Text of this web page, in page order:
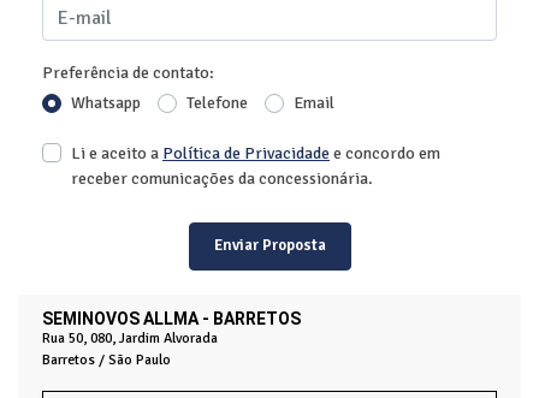
SEMINOVOS ALLMA - BARRETOS
Rua 50, 080, Jardim Alvorada
Barretos / São Paulo
Preferência de contato:
Whatsapp
Telefone Email
Li e aceito a Política de Privacidadee concordo em
receber comunicações da concessionária.
Enviar Proposta